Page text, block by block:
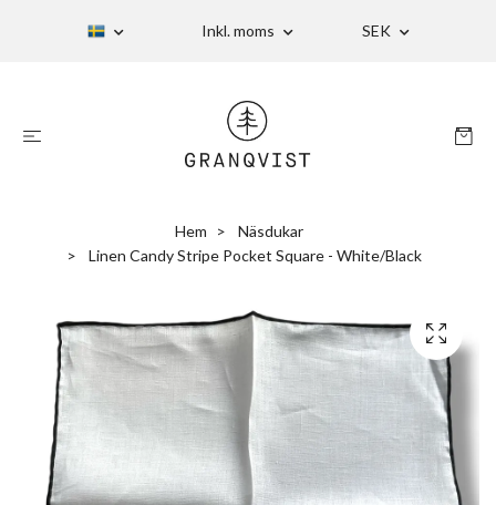
Inkl. moms SEK
Hem
Näsdukar
Linen Candy Stripe Pocket Square - White/Black